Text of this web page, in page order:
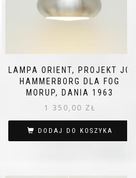
wynosiła:
1 100,00 zł.
wynosi:
799,00 zł.
LAMPA ORIENT, PROJEKT JO
HAMMERBORG DLA FOG
MORUP, DANIA 1963
1 350,00 ZŁ
DODAJ DO KOSZYKA